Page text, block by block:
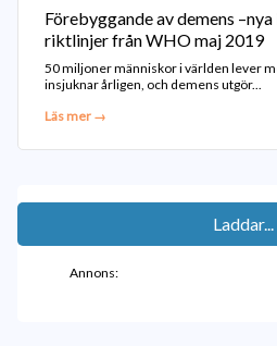
Förebyggande av demens
riktlinjer från WHO maj 2019
50 miljoner människor i världen lever
insjuknar årligen, och demens utgör...
Läs mer →
Laddar...
Annons: